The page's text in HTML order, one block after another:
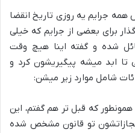
جرایم یه روزی تاریخ انقضا
برای بعضی از جرایم که خیلی
شده و گفته اینا هیچ وقت
ابد میشه پیگیریشون کرد و
شامل موارد زیر میشن:
همونطور که قبل تر هم گفتم، این
تو قانون مشخص شده